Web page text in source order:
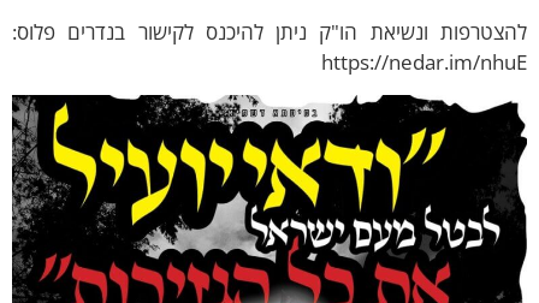
ונשיאת הו"ק ניתן להיכנס לקישור בנדרים פלוס:
https://nedar.im/